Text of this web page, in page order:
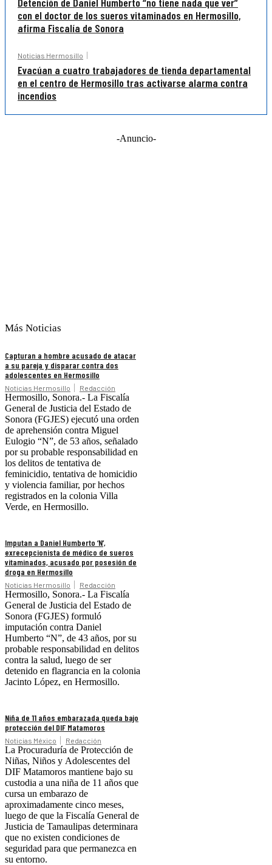
con el doctor de los sueros vitaminados en Hermosillo,
afirma Fiscalía de Sonora
Noticias Hermosillo
Evacúan a cuatro trabajadores de tienda departamental
en el centro de Hermosillo tras activarse alarma contra
incendios
-Anuncio-
Más Noticias
Capturan a hombre acusado de atacar
a su pareja y disparar contra dos
adolescentes en Hermosillo
Noticias Hermosillo Redacción
Hermosillo, Sonora.- La Fiscalía
General de Justicia del Estado de
Sonora (FGJES) ejecutó una orden
de aprehensión contra Miguel
Eulogio “N”, de 53 años, señalado
por su probable responsabilidad en
los delitos de tentativa de
feminicidio, tentativa de homicidio
y violencia familiar, por hechos
registrados en la colonia Villa
Verde, en Hermosillo.
Imputan a Daniel Humberto ‘N’,
exrecepcionista de médico de sueros
vitaminados, acusado por posesión de
droga en Hermosillo
Noticias Hermosillo Redacción
Hermosillo, Sonora.- La Fiscalía
General de Justicia del Estado de
Sonora (FGJES) formuló
imputación contra Daniel
Humberto “N”, de 43 años, por su
probable responsabilidad en delitos
contra la salud, luego de ser
detenido en flagrancia en la colonia
Jacinto López, en Hermosillo.
Niña de 11 años embarazada queda bajo
protección del DIF Matamoros
Noticias México Redacción
La Procuraduría de Protección de
Niñas, Niños y Adolescentes del
DIF Matamoros mantiene bajo su
custodia a una niña de 11 años que
cursa un embarazo de
aproximadamente cinco meses,
luego de que la Fiscalía General de
Justicia de Tamaulipas determinara
que no existen condiciones de
seguridad para que permanezca en
su entorno.